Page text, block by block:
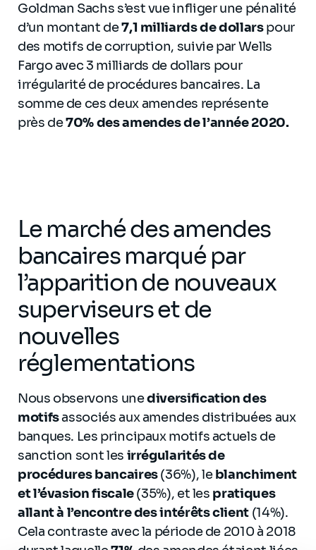
Goldman Sachs s’est vue infliger une pénalité
d’un montant de7,1 milliards de dollarspour
des motifs de corruption, suivie par Wells
Fargo avec 3 milliards de dollars pour
irrégularité de procédures bancaires. La
somme de ces deux amendes représente
près de70% des amendes de l’année 2020.
Le marché des amendes
bancaires marqué par
l’apparition de nouveaux
superviseurs et de
nouvelles
réglementations
Nous observons unediversification des
motifsassociés aux amendes distribuées aux
banques. Les principaux motifs actuels de
sanction sont les irrégularités de
procédures bancaires(36%), leblanchiment
et l’évasion fiscale(35%), et les pratiques
allant à l’encontre des intérêts client(14%).
Cela contraste avec la période de 2010 à 2018